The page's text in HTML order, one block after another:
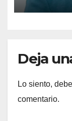
Deja
Lo siento,
comentario.